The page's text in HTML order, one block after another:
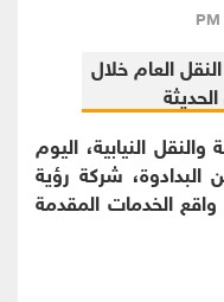
النيابية، اليوم
البدادوة، شركة رؤية
الخدمات المقدمة